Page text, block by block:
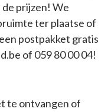
prijzen! We
ter plaatse of
postpakket gratis
of 059 80 00 04!
te ontvangen of